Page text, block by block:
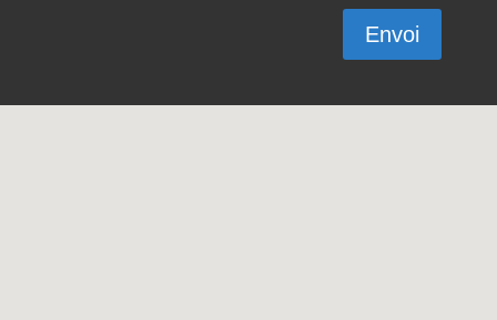
Envoi